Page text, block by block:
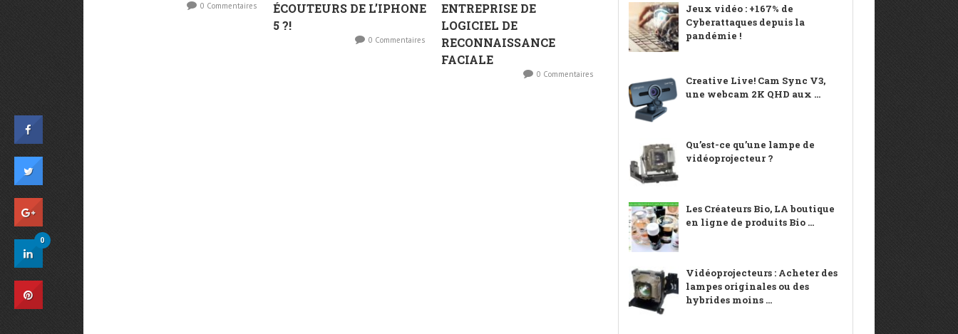
0 Commentaires
ÉCOUTEURS DE L’IPHONE
5 ?!
0 Commentaires
ENTREPRISE DE
LOGICIEL DE
RECONNAISSANCE
FACIALE
0 Commentaires
Jeux vidéo : +167% de
Cyberattaques depuis la
pandémie !
Creative Live! Cam Sync V3,
une webcam 2K QHD aux ...
Qu’est-ce qu’une lampe de
vidéoprojecteur ?
Les Créateurs Bio, LA boutique
en ligne de produits Bio ...
Vidéoprojecteurs : Acheter des
lampes originales ou des
hybrides moins ...
0